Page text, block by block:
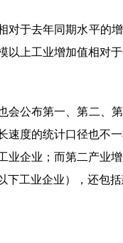
对于去年同期水平的
以上工业增加值相对
会公布第一、第二、
速度的统计口径也不
业企业；而第二产业
下工业企业），还包